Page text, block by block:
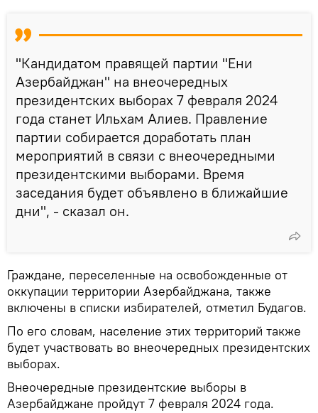
"Кандидатом правящей партии "Ени
Азербайджан" на внеочередных
президентских выборах 7 февраля 2024
года станет Ильхам Алиев. Правление
партии собирается доработать план
мероприятий в связи с внеочередными
президентскими выборами. Время
заседания будет объявлено в ближайшие
дни", - сказал он.
Граждане, переселенные на освобожденные от
оккупации территории Азербайджана, также
включены в списки избирателей, отметил Будагов.
По его словам, население этих территорий также
будет участвовать во внеочередных президентских
выборах.
Внеочередные президентские выборы в
Азербайджане пройдут 7 февраля 2024 года.